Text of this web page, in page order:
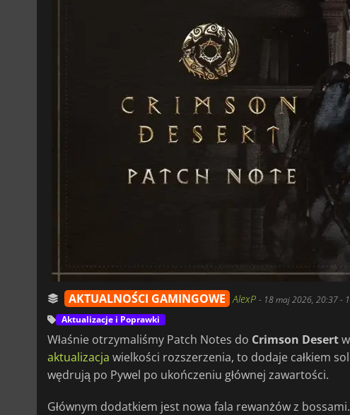
AKTUALNOŚCI GAMINGOWE AlexP - 18 maj 2026, 20:37-
Aktualizacje i Poprawki
Właśnie otrzymaliśmy Patch Notes do Crimson Desert
aktualizacja wielkości rozszerzenia, to dodaje całkiem
wędrują po Pywel po ukończeniu głównej zawartości.
Głównym dodatkiem jest nowa fala rewanżów z